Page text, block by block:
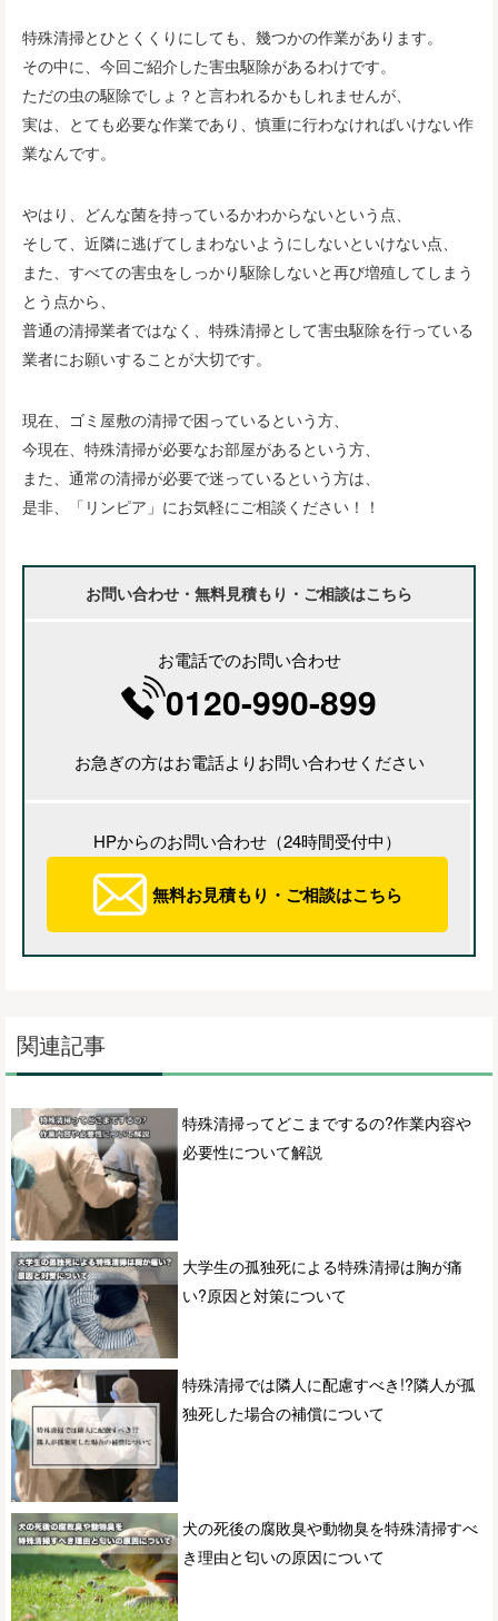
特殊清掃とひとくくりにしても、幾つかの作業があります。
その中に、今回ご紹介した害虫駆除があるわけです。
ただの虫の駆除でしょ？と言われるかもしれませんが、
実は、とても必要な作業であり、慎重に行わなければいけない作
業なんです。
やはり、どんな菌を持っているかわからないという点、
そして、近隣に逃げてしまわないようにしないといけない点、
また、すべての害虫をしっかり駆除しないと再び増殖してしまう
とう点から、
普通の清掃業者ではなく、特殊清掃として害虫駆除を行っている
業者にお願いすることが大切です。
現在、ゴミ屋敷の清掃で困っているという方、
今現在、特殊清掃が必要なお部屋があるという方、
また、通常の清掃が必要で迷っているという方は、
是非、「リンピア」にお気軽にご相談ください！！
お問い合わせ・無料見積もり・ご相談はこちら
お電話でのお問い合わせ
0120-990-899
お急ぎの方はお電話よりお問い合わせください
HPからのお問い合わせ（24時間受付中）
無料お見積もり・ご相談はこちら
関連記事
特殊清掃ってどこまでするの?作業内容や
必要性について解説
大学生の孤独死による特殊清掃は胸が痛
い?原因と対策について
特殊清掃では隣人に配慮すべき!?隣人が孤
独死した場合の補償について
犬の死後の腐敗臭や動物臭を特殊清掃すべ
き理由と匂いの原因について